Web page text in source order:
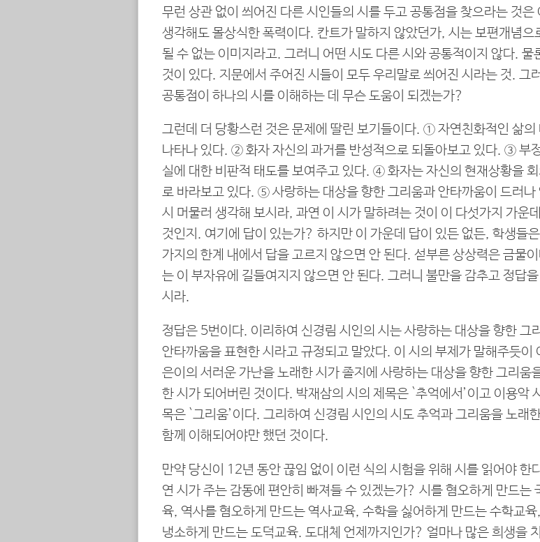
무런 상관 없이 씌어진 다른 시인들의 시를 두고 공통점을 찾으라는 것은
생각해도 몰상식한 폭력이다. 칸트가 말하지 않았던가, 시는 보편개념으
될 수 없는 이미지라고. 그러니 어떤 시도 다른 시와 공통적이지 않다. 물
것이 있다. 지문에서 주어진 시들이 모두 우리말로 씌어진 시라는 것. 그
공통점이 하나의 시를 이해하는 데 무슨 도움이 되겠는가?
그런데 더 당황스런 것은 문제에 딸린 보기들이다. ① 자연친화적인 삶의
나타나 있다. ② 화자 자신의 과거를 반성적으로 되돌아보고 있다. ③ 부
실에 대한 비판적 태도를 보여주고 있다. ④ 화자는 자신의 현재상황을
로 바라보고 있다. ⑤ 사랑하는 대상을 향한 그리움과 안타까움이 드러나
시 머물러 생각해 보시라, 과연 이 시가 말하려는 것이 이 다섯가지 가운
것인지. 여기에 답이 있는가? 하지만 이 가운데 답이 있든 없든, 학생들
가지의 한계 내에서 답을 고르지 않으면 안 된다. 섣부른 상상력은 금물
는 이 부자유에 길들여지지 않으면 안 된다. 그러니 불만을 감추고 정답
시라.
정답은 5번이다. 이리하여 신경림 시인의 시는 사랑하는 대상을 향한 그
안타까움을 표현한 시라고 규정되고 말았다. 이 시의 부제가 말해주듯이
은이의 서러운 가난을 노래한 시가 졸지에 사랑하는 대상을 향한 그리움
한 시가 되어버린 것이다. 박재삼의 시의 제목은 `추억에서’이고 이용악
목은 `그리움’이다. 그리하여 신경림 시인의 시도 추억과 그리움을 노래
함께 이해되어야만 했던 것이다.
만약 당신이 12년 동안 끊임 없이 이런 식의 시험을 위해 시를 읽어야 한
연 시가 주는 감동에 편안히 빠져들 수 있겠는가? 시를 혐오하게 만드는
육, 역사를 혐오하게 만드는 역사교육, 수학을 싫어하게 만드는 수학교
냉소하게 만드는 도덕교육. 도대체 언제까지인가? 얼마나 많은 희생을